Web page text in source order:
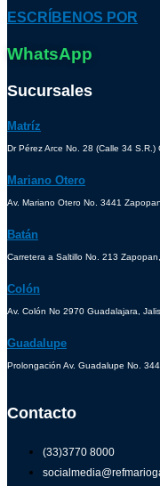
ESCRÍBENOS POR
WhatsApp
Sucursales
Matríz
Dr Pérez Arce No. 28 (Calle 34 S.R.)
Mariano Otero
Av. Mariano Otero No. 3441
Batán
Carretera a Saltillo No. 213
Colón
Av. Colón No 2970 Guadalajara,
Guadalupe
Prolongación Av. Guadalupe No.
Contacto
(33)3770 8000